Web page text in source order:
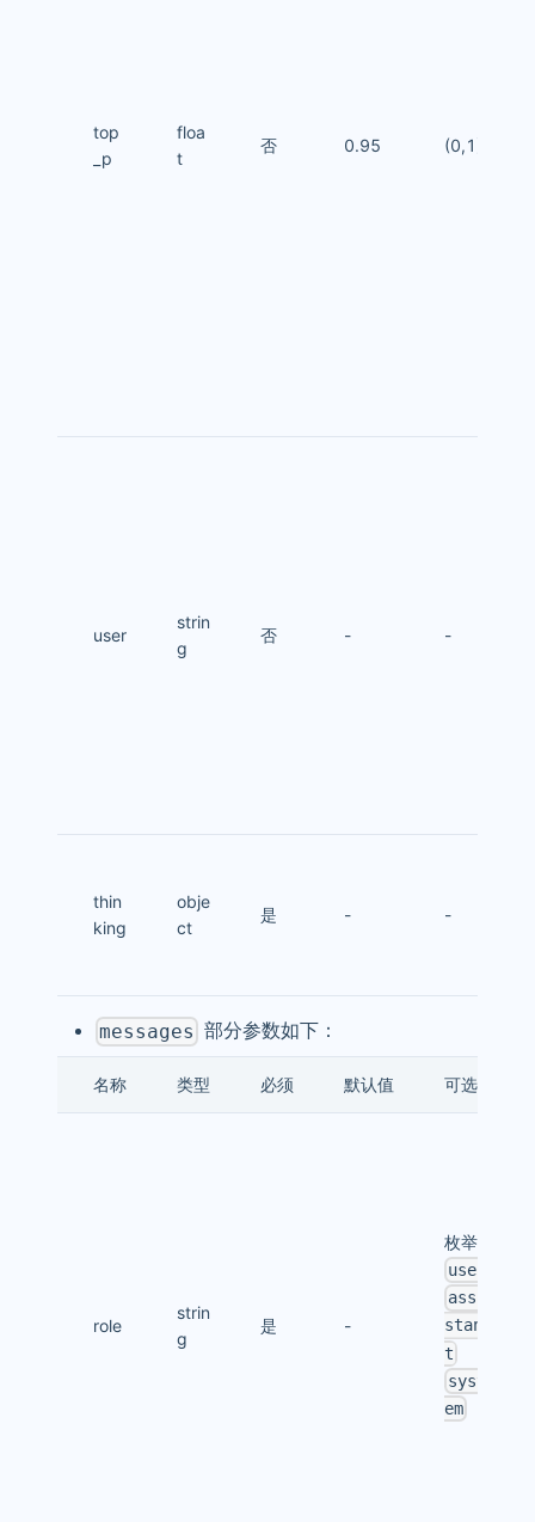
top
_p
floa
t
否 0.95 (0,1)
user
strin
g
否 - -
thin
king
obje
ct
是 - -
messages 部分参数如下：
名称 类型 必须 默认值 可选值
role
strin
g
是 -
枚举值
user
assi
stan
t
syst
em